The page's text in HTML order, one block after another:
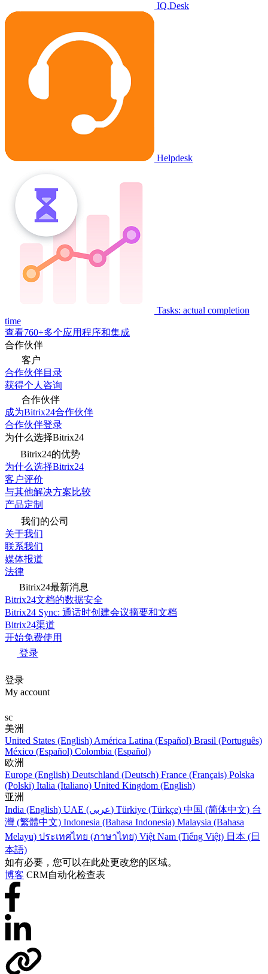
IQ.Desk
Helpdesk
Tasks: actual completion
time
查看760+多个应用程序和集成
合作伙伴
客户
合作伙伴目录
获得个人咨询
合作伙伴
成为Bitrix24合作伙伴
合作伙伴登录
为什么选择Bitrix24
Bitrix24的优势
为什么选择Bitrix24
客户评价
与其他解决方案比较
产品定制
我们的公司
关于我们
联系我们
媒体报道
法律
Bitrix24最新消息
Bitrix24文档的数据安全
Bitrix24 Sync: 通话时创建会议摘要和文档
Bitrix24渠道
开始免费使用
登录
登录
My account
sc
美洲
United States (English) América Latina (Español) Brasil (Português)
México (Español) Colombia (Español)
欧洲
Europe (English) Deutschland (Deutsch) France (Français) Polska
(Polski) Italia (Italiano) United Kingdom (English)
亚洲
India (English)
UAE (عربي) Türkiye (Türkçe) 中国 (简体中文) 台
灣 (繁體中文) Indonesia (Bahasa Indonesia) Malaysia (Bahasa
Melayu) ประเทศไทย (ภาษาไทย) Việt Nam (Tiếng Việt) 日本 (日
本語)
如有必要，您可以在此处更改您的区域。
博客 CRM自动化检查表